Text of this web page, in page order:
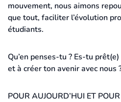
mouvement, nous aimons
que tout, faciliter l’évolution
étudiants.
Qu’en penses-tu ? Es-tu
et à créer ton avenir avec nous
POUR AUJOURD’HUI ET